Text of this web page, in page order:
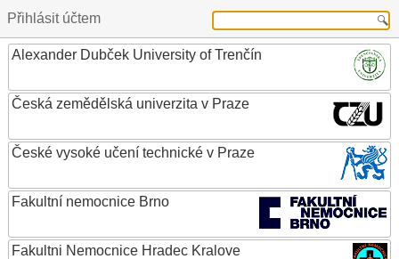
Přihlásit účtem
Alexander Dubček University of Trenčín
Česká zemědělská univerzita v Praze
České vysoké učení technické v Praze
Fakultní nemocnice Brno
Fakultni Nemocnice Hradec Kralove